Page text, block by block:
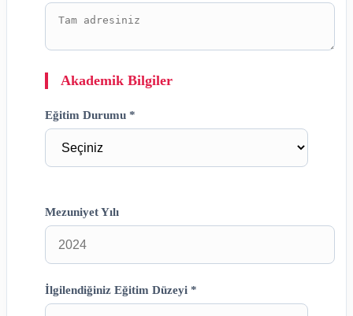
Akademik Bilgiler
Eğitim Durumu *
Mezuniyet Yılı
İlgilendiğiniz Eğitim Düzeyi *